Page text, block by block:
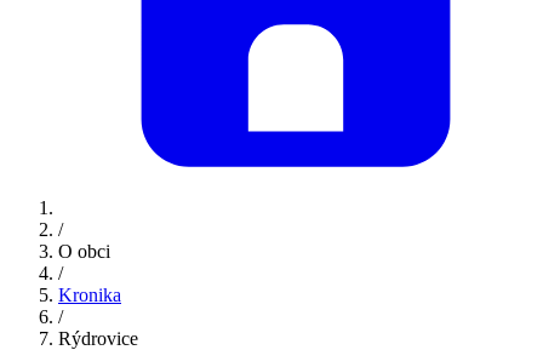
/
O obci
/
Kronika
/
Rýdrovice